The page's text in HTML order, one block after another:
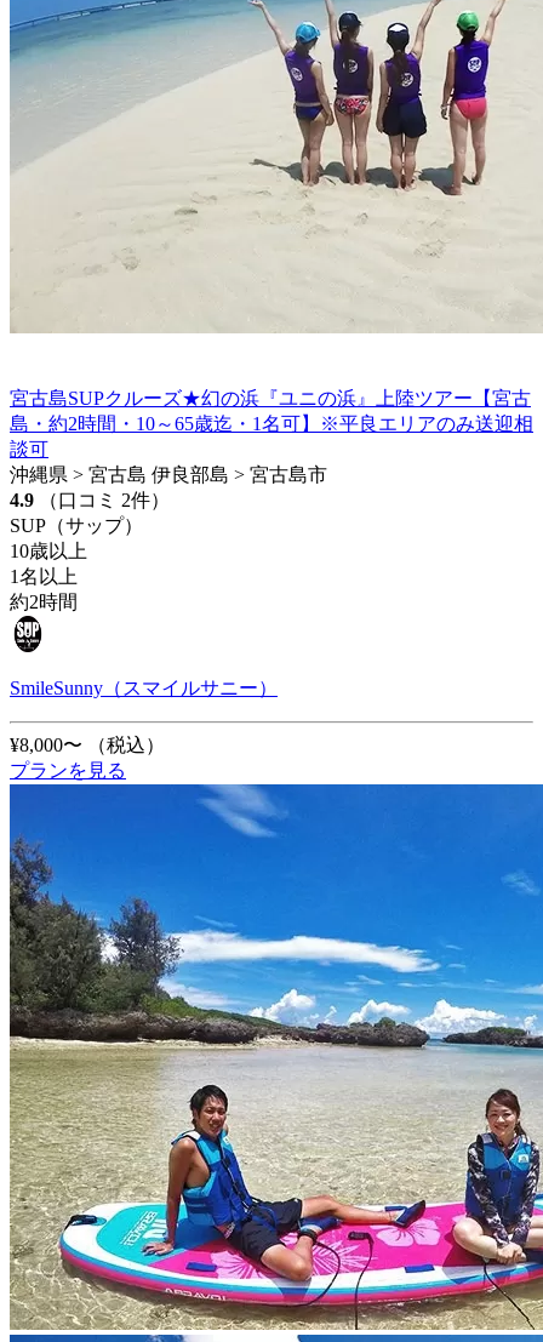
宮古島SUPクルーズ★幻の浜『ユニの浜』上陸ツアー【宮古
島・約2時間・10～65歳迄・1名可】※平良エリアのみ送迎相
談可
沖縄県 > 宮古島 伊良部島 > 宮古島市
4.9
（口コミ 2件）
SUP（サップ）
10歳以上
1名以上
約2時間
SmileSunny（スマイルサニー）
¥8,000〜
（税込）
プランを見る